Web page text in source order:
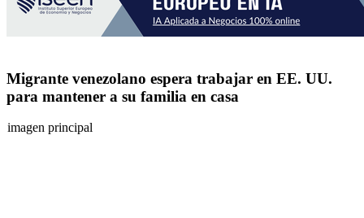
Migrante venezolano espera trabajar en EE. UU.
para mantener a su familia en casa
imagen principal